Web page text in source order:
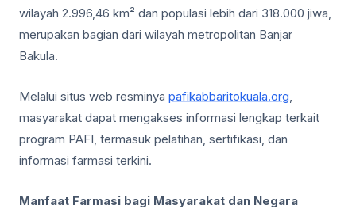
wilayah 2.996,46 km² dan populasi lebih dari 318.000 jiwa,
merupakan bagian dari wilayah metropolitan Banjar
Bakula.
Melalui situs web resminya pafikabbaritokuala.org
masyarakat dapat mengakses informasi lengkap terkait
program PAFI, termasuk pelatihan, sertifikasi, dan
informasi farmasi terkini.
Manfaat Farmasi bagi Masyarakat dan Negara